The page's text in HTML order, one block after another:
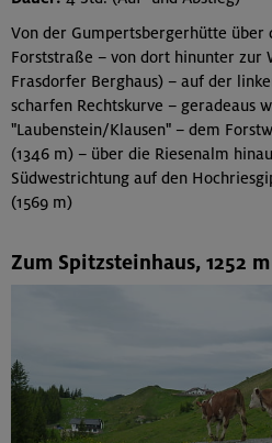
Von der Gumpertsbergerhütte über
Forststraße – von dort hinunter zur
Frasdorfer Berghaus) – auf der
scharfen Rechtskurve – geradeaus
"Laubenstein/Klausen" – dem
(1346 m) – über die Riesenalm
Südwestrichtung auf den
(1569 m)
Zum Spitzsteinhaus, 1252 m